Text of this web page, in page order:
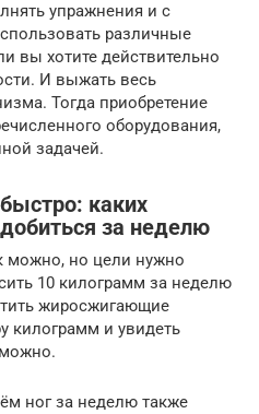
упражнения и с
различные
вы хотите действительно
И выжать весь
Тогда приобретение
оборудования,
задачей.
каких
за неделю
можно, но цели нужно
10 килограмм за неделю
жиросжигающие
килограмм и увидеть
ног за неделю также